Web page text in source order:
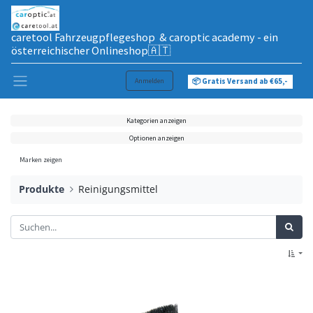
caretool Fahrzeugpflegeshop & caroptic academy - ein
österreichischer Onlineshop🇦🇹
Anmelden 📦 Gratis Versand ab €65,-
Kategorien anzeigen
Optionen anzeigen
Marken zeigen
Produkte Reinigungsmittel